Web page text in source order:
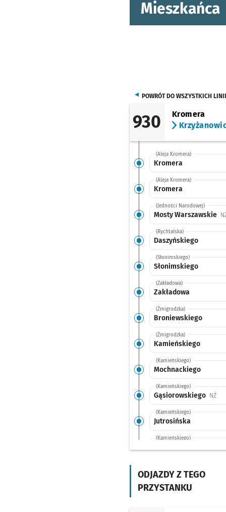
Mieszkańca
POWRÓT DO WSZYSTKICH LINII
930
Kromera
(Aleja Kromera)
Kromera
(Aleja Kromera)
Kromera
(Jedności Narodowej)
Mosty Warszawskie
(Rychtalska)
Daszyńskiego
(Słonimskiego)
Słonimskiego
(Zakładowa)
Zakładowa
(Żmigrodzka)
Broniewskiego
(Żmigrodzka)
Kamieńskiego
(Kamieńskiego)
Mochnackiego
(Kamieńskiego)
Gąsiorowskiego NŻ
(Kamieńskiego)
Jutrosińska
(Kamieńskiego)
Milicka
(Kamieńskiego)
ODJAZDY Z TEGO
PRZYSTANKU